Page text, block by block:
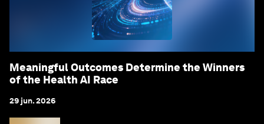
Meaningful Outcomes Determine the Winners
of the Health AI Race
29 jun. 2026